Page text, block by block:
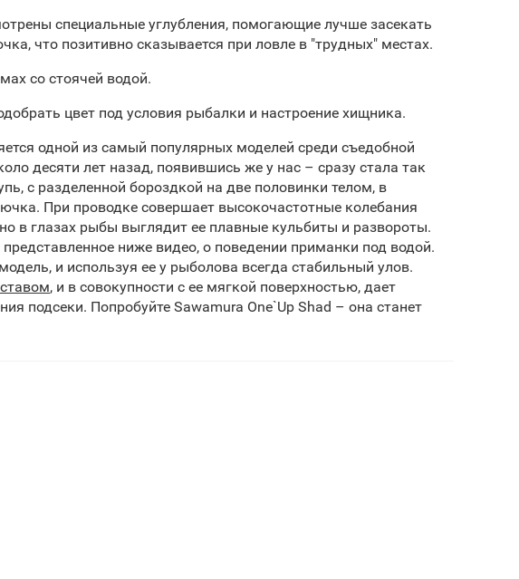
специальные углубления, помогающие лучше засекать
что позитивно сказывается при ловле в "трудных" местах.
со стоячей водой.
цвет под условия рыбалки и настроение хищника.
одной из самый популярных моделей среди съедобной
десяти лет назад, появившись же у нас – сразу стала так
с разделенной бороздкой на две половинки телом, в
При проводке совершает высокочастотные колебания
в глазах рыбы выглядит ее плавные кульбиты и развороты.
ниже видео, о поведении приманки под водой.
и используя ее у рыболова всегда стабильный улов.
, и в совокупности с ее мягкой поверхностью, дает
подсеки. Попробуйте Sawamura One`Up Shad – она станет